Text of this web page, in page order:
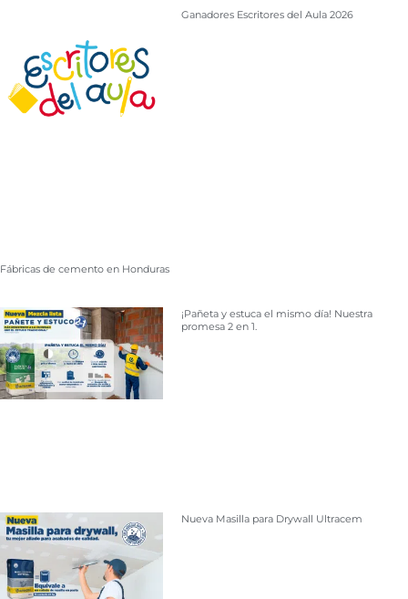
Ganadores Escritores del Aula 2026
Fábricas de cemento en Honduras
¡Pañeta y estuca el mismo día! Nuestra
promesa 2 en 1.
Nueva Masilla para Drywall Ultracem